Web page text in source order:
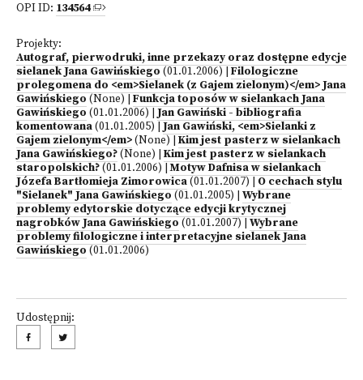
OPI ID: 134564
Projekty:
Autograf, pierwodruki, inne przekazy oraz dostępne edycje
sielanek Jana Gawińskiego (01.01.2006)
Filologiczne
prolegomena do <em>Sielanek (z Gajem zielonym)</em> Jana
Gawińskiego (None)
Funkcja toposów w sielankach Jana
Gawińskiego (01.01.2006)
Jan Gawiński - bibliografia
komentowana(01.01.2005)
Jan Gawiński, <em>Sielanki z
Gajem zielonym</em>(None)
Kim jest pasterz w sielankach
Jana Gawińskiego?(None)
Kim jest pasterz w sielankach
staropolskich?(01.01.2006) |Motyw Dafnisa w sielankach
Józefa Bartłomieja Zimorowica(01.01.2007)
O cechach stylu
"Sielanek" Jana Gawińskiego (01.01.2005)
Wybrane
problemy edytorskie dotyczące edycji krytycznej
nagrobków Jana Gawińskiego (01.01.2007)
Wybrane
problemy filologiczne i interpretacyjne sielanek Jana
Gawińskiego (01.01.2006)
Udostępnij: